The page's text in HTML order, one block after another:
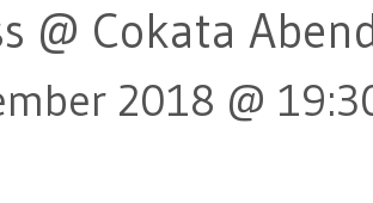
@ Cokata
2018 @